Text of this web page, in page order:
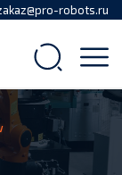
robots.ru